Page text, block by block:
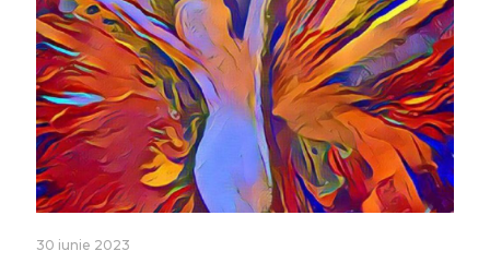
30 iunie 2023